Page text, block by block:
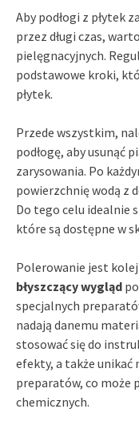
Aby podłogi z płytek
przez długi czas,
pielęgnacyjnych.
podstawowe kroki,
płytek.
Przede wszystkim,
podłogę, aby usunąć
zarysowania. Po
powierzchnię wodą z
Do tego celu idealnie
które są dostępne w
Polerowanie jest
błyszczący wygląd
specjalnych
nadają danemu
stosować się do
efekty, a także
preparatów, co może
chemicznych.